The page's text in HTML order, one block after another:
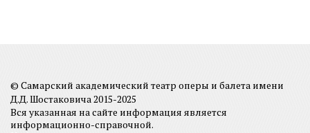
© Самарский академический театр оперы и балета имени
Д.Д. Шостаковича 2015-2025
Вся указанная на сайте информация является
информационно-справочной.